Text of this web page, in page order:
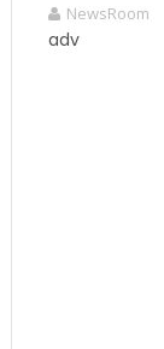
NewsRoom
adv